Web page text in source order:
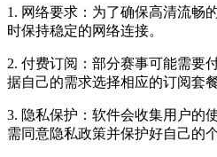
1. 网络要求：为了确保高清流畅
时保持稳定的网络连接。
2. 付费订阅：部分赛事可能需要
据自己的需求选择相应的订阅套餐
3. 隐私保护：软件会收集用户的
需同意隐私政策并保护好自己的